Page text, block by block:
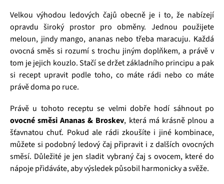
Velkou výhodou ledových čajů obecně je i to, že nabízejí
opravdu široký prostor pro obměny. Jednou použijete
meloun, jindy mango, ananas nebo třeba maracuju. Každá
ovocná směs si rozumí s trochu jiným doplňkem, a právě v
tom je jejich kouzlo. Stačí se držet základního principu a pak
si recept upravit podle toho, co máte rádi nebo co máte
právě doma po ruce.
Právě u tohoto receptu se velmi dobře hodí sáhnout po
ovocné směsi Ananas & Broskev, která má krásně plnou a
šťavnatou chuť. Pokud ale rádi zkoušíte i jiné kombinace,
můžete si podobný ledový čaj připravit i z dalších ovocných
směsí. Důležité je jen sladit vybraný čaj s ovocem, které do
nápoje přidáváte, aby výsledek působil harmonicky a svěže.